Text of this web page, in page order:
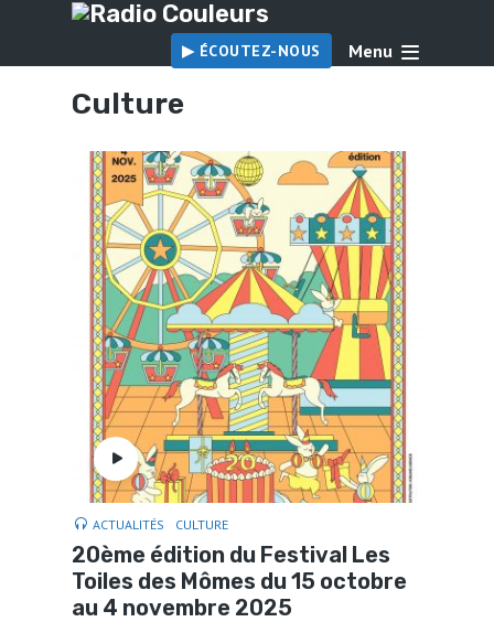
▶︎ ÉCOUTEZ-NOUS Menu
Culture
ACTUALITÉS CULTURE
20ème édition du Festival Les
Toiles des Mômes du 15 octobre
au 4 novembre 2025